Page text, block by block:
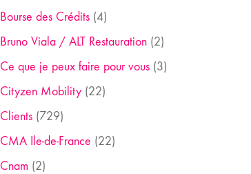
Bourse des Crédits(4)
Bruno Viala / ALT Restauration(2)
Ce que je peux faire pour vous(3)
Cityzen Mobility(22)
Clients(729)
CMA Ile-de-France (22)
Cnam (2)